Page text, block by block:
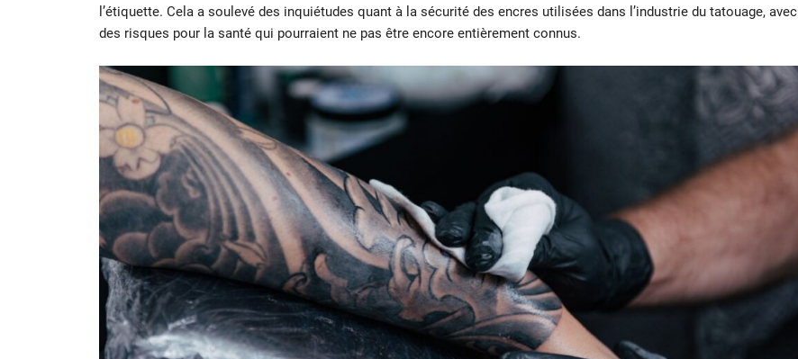
l’étiquette. Cela a soulevé des inquiétudes quant à la sécurité des encres utilisées dans l’industrie du tatouage, avec
des risques pour la santé qui pourraient ne pas être encore entièrement connus.